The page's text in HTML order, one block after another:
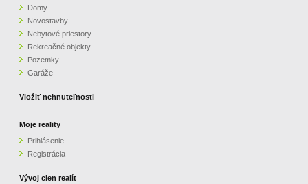
Domy
Novostavby
Nebytové priestory
Rekreačné objekty
Pozemky
Garáže
Vložiť nehnuteľnosti
Moje reality
Prihlásenie
Registrácia
Vývoj cien realít